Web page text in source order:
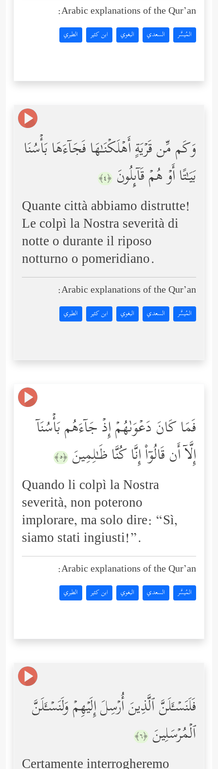
Arabic explanations of the Qur’an:
المُيسَّر السعدي البغوي ابن كثير الطبري
وَكَم مِّن قَرۡیَةٍ أَهۡلَكۡنَـٰهَا فَجَاۤءَهَا بَأۡسُنَا
بَیَـٰتًا أَوۡ هُمۡ قَاۤىِٕلُونَ ﴿٤﴾
Quante città abbiamo distrutte!
Le colpì la Nostra severità di
notte o durante il riposo
notturno o pomeridiano.
Arabic explanations of the Qur’an:
المُيسَّر السعدي البغوي ابن كثير الطبري
فَمَا كَانَ دَعۡوَىٰهُمۡ إِذۡ جَاۤءَهُم بَأۡسُنَاۤ
إِلَّاۤ أَن قَالُوۤاْ إِنَّا كُنَّا ظَـٰلِمِینَ ﴿٥﴾
Quando li colpì la Nostra
severità, non poterono
implorare, ma solo dire: “Sì,
siamo stati ingiusti!”.
Arabic explanations of the Qur’an:
المُيسَّر السعدي البغوي ابن كثير الطبري
فَلَنَسۡـَٔلَنَّ ٱلَّذِینَ أُرۡسِلَ إِلَیۡهِمۡ وَلَنَسۡـَٔلَنَّ
ٱلۡمُرۡسَلِینَ ﴿٦﴾